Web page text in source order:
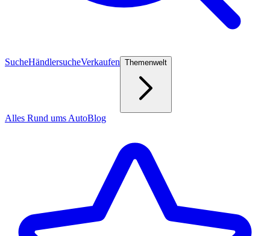
SucheHändlersucheVerkaufen Themenwelt
Alles Rund ums AutoBlog